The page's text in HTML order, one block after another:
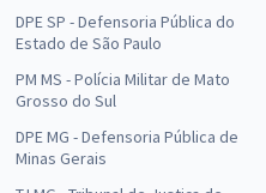
DPE SP - Defensoria Pública do
Estado de São Paulo
PM MS - Polícia Militar de Mato
Grosso do Sul
DPE MG - Defensoria Pública de
Minas Gerais